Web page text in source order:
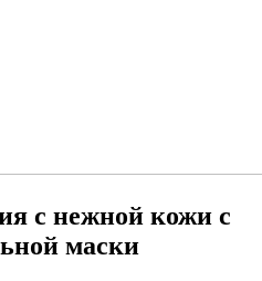
с нежной кожи с
маски